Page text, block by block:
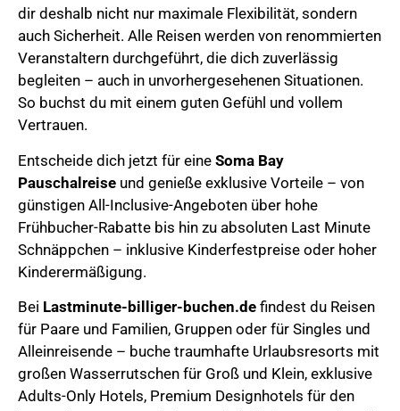
dir deshalb nicht nur maximale Flexibilität, sondern
auch Sicherheit. Alle Reisen werden von renommierten
Veranstaltern durchgeführt, die dich zuverlässig
begleiten – auch in unvorhergesehenen Situationen.
So buchst du mit einem guten Gefühl und vollem
Vertrauen.
Entscheide dich jetzt für eine Soma Bay
Pauschalreise und genieße exklusive Vorteile – von
günstigen All-Inclusive-Angeboten über hohe
Frühbucher-Rabatte bis hin zu absoluten Last Minute
Schnäppchen – inklusive Kinderfestpreise oder hoher
Kinderermäßigung.
Bei Lastminute-billiger-buchen.de findest du Reisen
für Paare und Familien, Gruppen oder für Singles und
Alleinreisende – buche traumhafte Urlaubsresorts mit
großen Wasserrutschen für Groß und Klein, exklusive
Adults-Only Hotels, Premium Designhotels für den